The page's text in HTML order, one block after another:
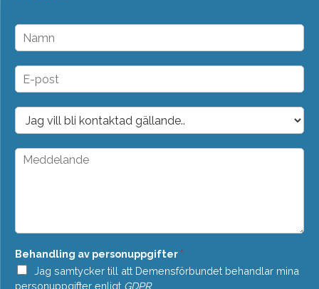
N
m
n
E
p
o
t
*
D
o
p
M
a
d
e
*
Behandling av personuppgifter *
Jag samtycker till att Demensförbundet behandlar mina
personuppgifter enligt GDPR.